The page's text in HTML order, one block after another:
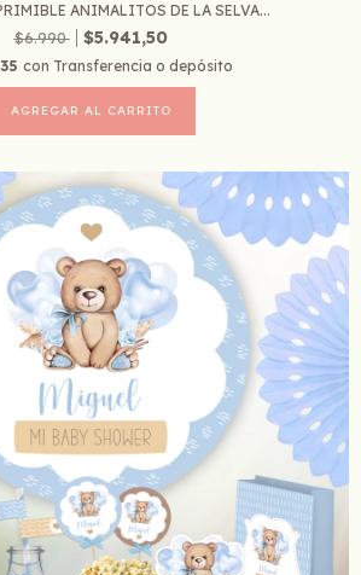
ANIMALITOS DE LA SELVA...
$6.990
$5.941,50
con Transferencia o depósito